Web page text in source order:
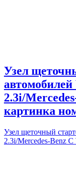
Узел
автомобилей
2.3i/
картинка
Узел щеточный
2.3i/Mercedes-Benz